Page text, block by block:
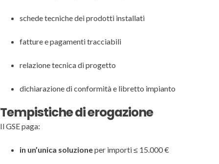
schede tecniche dei prodotti installati
fatture e pagamenti tracciabili
relazione tecnica di progetto
dichiarazione di conformità e libretto impianto
Tempistiche di erogazione
Il GSE paga:
in un’unica soluzioneper importi ≤ 15.000 €